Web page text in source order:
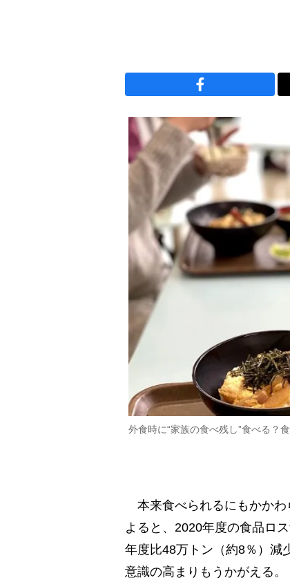
外食時に“家族の食べ残し”食べる？
本来食べられるにもかかわ
よると、2020年度の食品ロ
年度比48万トン（約8％）減
意識の高まりもうかがえる。